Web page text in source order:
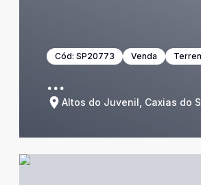
Cód: SP20773 Venda
...
Altos do Juvenil, Caxias do